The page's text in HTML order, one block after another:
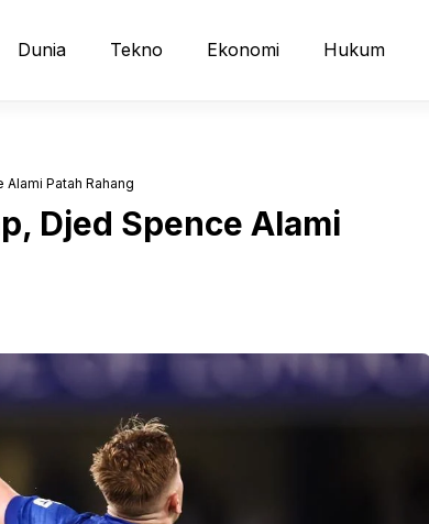
Dunia Tekno Ekonomi Hukum
Patah Rahang
Djed Spence Alami